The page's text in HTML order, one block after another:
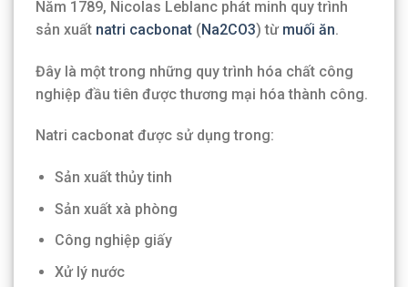
Năm 1789, Nicolas Leblanc phát minh quy trình
sản xuất natri cacbonat (Na2CO3) từ muối ăn.
Đây là một trong những quy trình hóa chất công
nghiệp đầu tiên được thương mại hóa thành công.
Natri cacbonat được sử dụng trong:
Sản xuất thủy tinh
Sản xuất xà phòng
Công nghiệp giấy
Xử lý nước